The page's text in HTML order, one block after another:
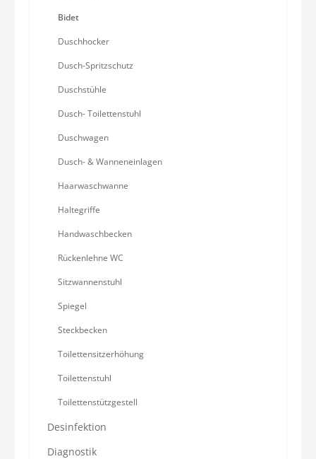
Bidet
Duschhocker
Dusch-Spritzschutz
Duschstühle
Dusch- Toilettenstuhl
Duschwagen
Dusch- & Wanneneinlagen
Haarwaschwanne
Haltegriffe
Handwaschbecken
Rückenlehne WC
Sitzwannenstuhl
Spiegel
Steckbecken
Toilettensitzerhöhung
Toilettenstuhl
Toilettenstützgestell
Desinfektion
Diagnostik